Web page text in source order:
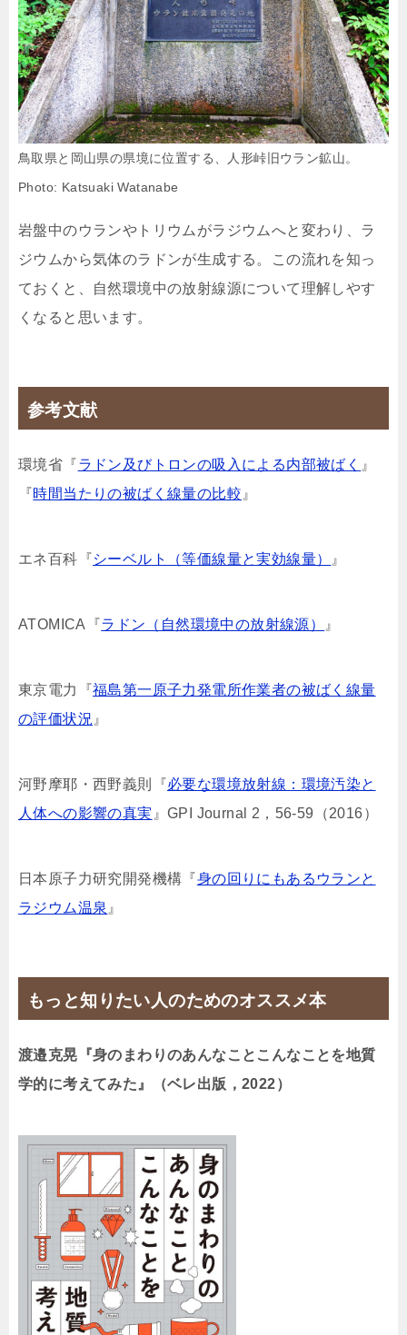
鳥取県と岡山県の県境に位置する、人形峠旧ウラン鉱山。
Photo: Katsuaki Watanabe
岩盤中のウランやトリウムがラジウムへと変わり、ラ
ジウムから気体のラドンが生成する。この流れを知っ
ておくと、自然環境中の放射線源について理解しやす
くなると思います。
参考文献
環境省『ラドン及びトロンの吸入による内部被ばく 』
『時間当たりの被ばく線量の比較 』
エネ百科『シーベルト（等価線量と実効線量） 』
ATOMICA『ラドン（自然環境中の放射線源） 』
東京電力『福島第一原子力発電所作業者の被ばく線量
の評価状況 』
河野摩耶・西野義則『必要な環境放射線：環境汚染と
人体への影響の真実 』GPI Journal 2，56-59（2016）
日本原子力研究開発機構『身の回りにもあるウランと
ラジウム温泉 』
もっと知りたい人のためのオススメ本
渡邉克晃『身のまわりのあんなことこんなことを地質
学的に考えてみた』（ベレ出版，2022）